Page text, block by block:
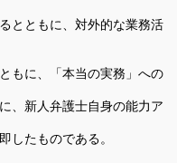
ともに、対外的な業務活
に、「本当の実務」への
新人弁護士自身の能力ア
たものである。